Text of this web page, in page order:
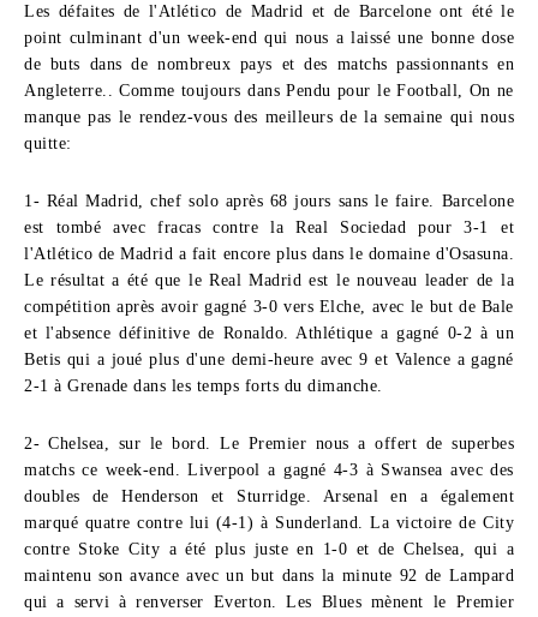
Les défaites de l'Atlético de Madrid et de Barcelone ont été le
point culminant d'un week-end qui nous a laissé une bonne dose
de buts dans de nombreux pays et des matchs passionnants en
Angleterre.. Comme toujours dans Pendu pour le Football, On ne
manque pas le rendez-vous des meilleurs de la semaine qui nous
quitte:
1- Réal Madrid, chef solo après 68 jours sans le faire.
Barcelone
est tombé avec fracas contre la Real Sociedad pour 3-1 et
l'Atlético de Madrid a fait encore plus dans le domaine d'Osasuna.
Le résultat a été que le Real Madrid est le nouveau leader de la
compétition après avoir gagné 3-0 vers Elche, avec le but de Bale
et l'absence définitive de Ronaldo. Athlétique a gagné 0-2 à un
Betis qui a joué plus d'une demi-heure avec 9 et Valence a gagné
2-1 à Grenade dans les temps forts du dimanche.
2- Chelsea, sur le bord.
Le Premier nous a offert de superbes
matchs ce week-end. Liverpool a gagné 4-3 à Swansea avec des
doubles de Henderson et Sturridge. Arsenal en a également
marqué quatre contre lui (4-1) à Sunderland. La victoire de City
contre Stoke City a été plus juste en 1-0 et de Chelsea, qui a
maintenu son avance avec un but dans la minute 92 de Lampard
qui a servi à renverser Everton. Les Blues mènent le Premier